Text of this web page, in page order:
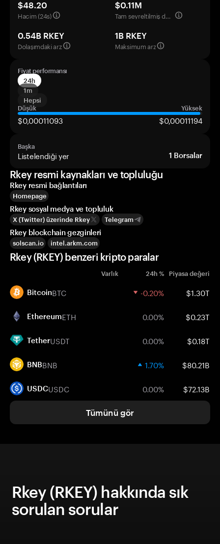
$48.20
Hacim (24s)
$0.11M
Tam seyreltilmiş değerleme
0.54B RKEY
Dolaşımdaki arz
1B RKEY
Maksimum arz
Fiyat performansı
24h
1m
Hepsi
Düşük
Yüksek
$0,00011093 $0,00011194
Başka
Listelendiği yer 1 Borsalar
Rkey resmi kaynakları ve topluluğu
Rkey resmi bağlantıları
Homepage
Rkey sosyal medya ve topluluk
X (Twitter) üzerinde Rkey Telegram
Rkey blockchain gezginleri
solscan.io intel.arkm.com
Rkey (RKEY) benzeri kripto paralar
Varlık 24h % Piyasa değeri
BitcoinBTC -0.20% $1.30T
EthereumETH 0.00% $0.23T
TetherUSDT 0.00% $0.18T
BNBBNB 1.70% $80.21B
USDCUSDC 0.00% $72.13B
Tümünü gör
Rkey (RKEY) hakkında sık
sorulan sorular